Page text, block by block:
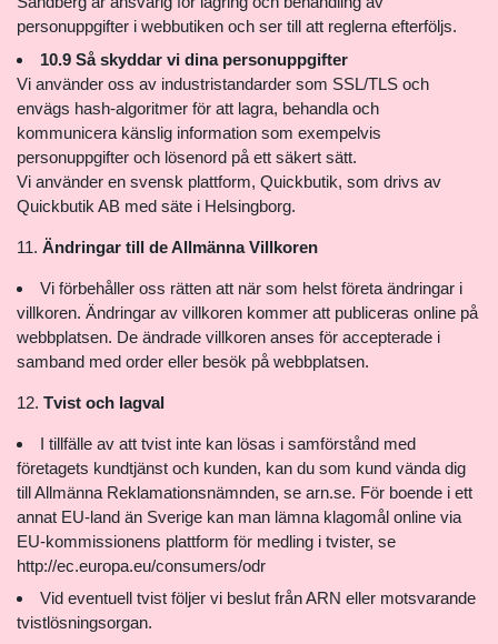
personuppgifter i webbutiken och ser till att reglerna efterföljs.
10.9 Så skyddar vi dina personuppgifter
Vi använder oss av industristandarder som SSL/TLS och
envägs hash-algoritmer för att lagra, behandla och
kommunicera känslig information som exempelvis
personuppgifter och lösenord på ett säkert sätt.
Vi använder en svensk plattform, Quickbutik, som drivs av
Quickbutik AB med säte i Helsingborg.
Ändringar till de Allmänna Villkoren
Vi förbehåller oss rätten att när som helst företa ändringar i
villkoren. Ändringar av villkoren kommer att publiceras online på
webbplatsen. De ändrade villkoren anses för accepterade i
samband med order eller besök på webbplatsen.
Tvist och lagval
I tillfälle av att tvist inte kan lösas i samförstånd med
företagets kundtjänst och kunden, kan du som kund vända dig
till Allmänna Reklamationsnämnden, se arn.se. För boende i ett
annat EU-land än Sverige kan man lämna klagomål online via
EU-kommissionens plattform för medling i tvister, se
http://ec.europa.eu/consumers/odr
Vid eventuell tvist följer vi beslut från ARN eller motsvarande
tvistlösningsorgan.